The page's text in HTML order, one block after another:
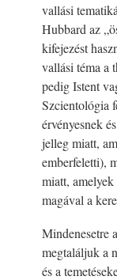
vallási
Hubbard az
kifejezést
vallási téma a
pedig Istent
Szcientológia
érvényesnek
jelleg miatt,
emberfeletti),
miatt,
magával a
Mindenesetre
megtaláljuk a
és a